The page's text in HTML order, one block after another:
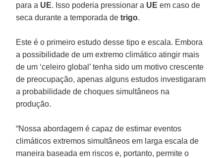
para a UE. Isso poderia pressionar a UE em caso de
seca durante a temporada detrigo.
Este é o primeiro estudo desse tipo e escala. Embora
a possibilidade de um extremo climático atingir mais
de um ‘celeiro global’ tenha sido um motivo crescente
de preocupação, apenas alguns estudos investigaram
a probabilidade de choques simultâneos na
produção.
“Nossa abordagem é capaz de estimar eventos
climáticos extremos simultâneos em larga escala de
maneira baseada em riscos e, portanto, permite o